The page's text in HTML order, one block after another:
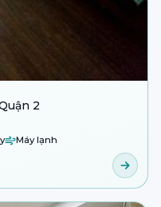
2
Máy lạnh